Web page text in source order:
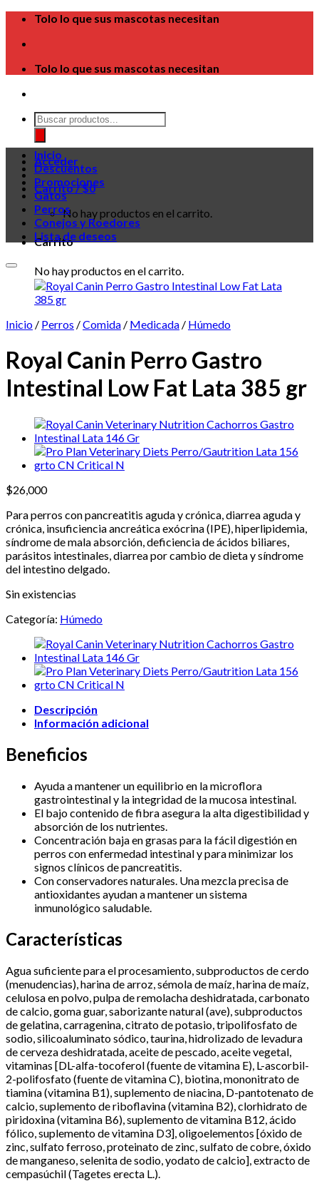
Skip
content
Tolo lo que sus mascotas necesitan
Tolo lo que sus mascotas necesitan
Búsqueda
de
productos
Acceder
Carrito /$0
No hay productos en el carrito.
Carrito
No hay productos en el carrito.
Inicio
Descuentos
Promociones
Gatos
Perros
Conejos y Roedores
Lista de deseos
Inicio / Perros /Comida / Medicada / Húmedo
Royal Canin Perro Gastro
Intestinal Low Fat Lata 385 gr
$26,000
Para perros con pancreatitis aguda y crónica, diarrea aguda y
crónica, insuficiencia ancreática exócrina (IPE), hiperlipidemia,
síndrome de mala absorción, deficiencia de ácidos biliares,
parásitos intestinales, diarrea por cambio de dieta y síndrome
del intestino delgado.
Sin existencias
Categoría: Húmedo
Descripción
Información adicional
Beneficios
Ayuda a mantener un equilibrio en la microflora
gastrointestinal y la integridad de la mucosa intestinal.
El bajo contenido de fibra asegura la alta digestibilidad y
absorción de los nutrientes.
Concentración baja en grasas para la fácil digestión en
perros con enfermedad intestinal y para minimizar los
signos clínicos de pancreatitis.
Con conservadores naturales. Una mezcla precisa de
antioxidantes ayudan a mantener un sistema
inmunológico saludable.
Características
Agua suficiente para el procesamiento, subproductos de cerdo
(menudencias), harina de arroz, sémola de maíz, harina de maíz,
celulosa en polvo, pulpa de remolacha deshidratada, carbonato
de calcio, goma guar, saborizante natural (ave), subproductos
de gelatina, carragenina, citrato de potasio, tripolifosfato de
sodio, silicoaluminato sódico, taurina, hidrolizado de levadura
de cerveza deshidratada, aceite de pescado, aceite vegetal,
vitaminas [DL-alfa-tocoferol (fuente de vitamina E), L-ascorbil-
2-polifosfato (fuente de vitamina C), biotina, mononitrato de
tiamina (vitamina B1), suplemento de niacina, D-pantotenato de
calcio, suplemento de riboflavina (vitamina B2), clorhidrato de
piridoxina (vitamina B6), suplemento de vitamina B12, ácido
fólico, suplemento de vitamina D3], oligoelementos [óxido de
zinc, sulfato ferroso, proteinato de zinc, sulfato de cobre, óxido
de manganeso, selenita de sodio, yodato de calcio], extracto de
cempasúchil (Tagetes erecta L.).